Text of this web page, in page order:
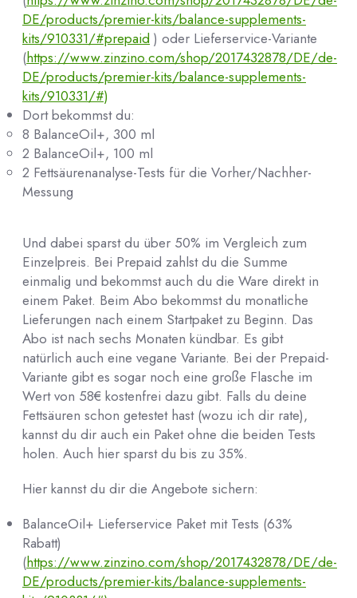
DE/products/premier-kits/balance-supplements-
kits/910331/#prepaid ) oder Lieferservice-Variante
(https://www.zinzino.com/shop/2017432878/DE/de-
DE/products/premier-kits/balance-supplements-
kits/910331/#)
Dort bekommst du:
8 BalanceOil+, 300 ml
2 BalanceOil+, 100 ml
2 Fettsäurenanalyse-Tests für die Vorher/Nachher-
Messung
Und dabei sparst du über 50% im Vergleich zum
Einzelpreis. Bei Prepaid zahlst du die Summe
einmalig und bekommst auch du die Ware direkt in
einem Paket. Beim Abo bekommst du monatliche
Lieferungen nach einem Startpaket zu Beginn. Das
Abo ist nach sechs Monaten kündbar. Es gibt
natürlich auch eine vegane Variante. Bei der Prepaid-
Variante gibt es sogar noch eine große Flasche im
Wert von 58€ kostenfrei dazu gibt. Falls du deine
Fettsäuren schon getestet hast (wozu ich dir rate),
kannst du dir auch ein Paket ohne die beiden Tests
holen. Auch hier sparst du bis zu 35%.
Hier kannst du dir die Angebote sichern:
BalanceOil+ Lieferservice Paket mit Tests (63%
Rabatt)
(https://www.zinzino.com/shop/2017432878/DE/de-
DE/products/premier-kits/balance-supplements-